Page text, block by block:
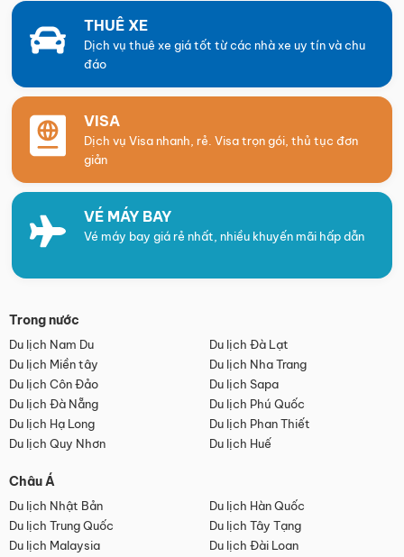
THUÊ XE
Dịch vụ thuê xe giá tốt từ các nhà xe uy tín và chu
đáo
VISA
Dịch vụ Visa nhanh, rẻ. Visa trọn gói, thủ tục đơn
giản
VÉ MÁY BAY
Vé máy bay giá rẻ nhất, nhiều khuyến mãi hấp dẫn
Trong nước
Du lịch Nam Du
Du lịch Đà Lạt
Du lịch Miền tây
Du lịch Nha Trang
Du lịch Côn Đảo
Du lịch Sapa
Du lịch Đà Nẵng
Du lịch Phú Quốc
Du lịch Hạ Long
Du lịch Phan Thiết
Du lịch Quy Nhơn
Du lịch Huế
Châu Á
Du lịch Nhật Bản
Du lịch Hàn Quốc
Du lịch Trung Quốc
Du lịch Tây Tạng
Du lịch Malaysia
Du lịch Đài Loan